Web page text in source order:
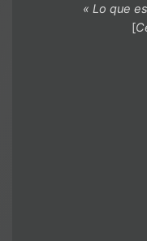
« Lo que
[